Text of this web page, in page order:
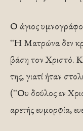
Ο άγιος
῾῾Η Ματρώνα δεν
βάση τον Χριστό.
της, γιατί ήταν
(῾῾Ου δούλος εν
αρετής ευμορφία,